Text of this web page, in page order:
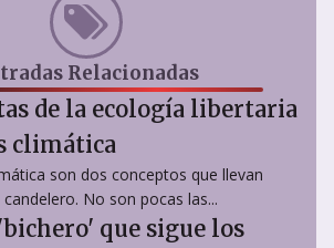
Relacionadas
de la ecología libertaria
climática
son dos conceptos que llevan
No son pocas las...
que sigue los